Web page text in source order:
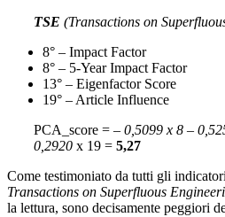
TSE (Transactions on
8° – Impact Factor
8° – 5-Year Impact Factor
13° – Eigenfactor Score
19° – Article Influence
PCA_score = – 0,5099 x 8 –
0,2920 x 19 = 5,27
Come testimoniato da tutti gli
Transactions on Superfluous
la lettura, sono decisamente peggiori